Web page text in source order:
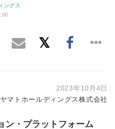
ングス
2023年10月4日
ヤマトホールディングス株式会社
ン・プラットフォーム